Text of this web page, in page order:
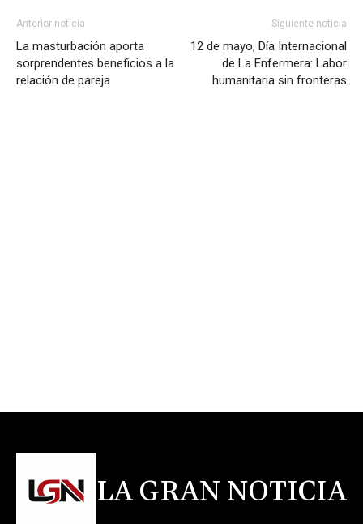
Anterior noticia
La masturbación aporta
sorprendentes beneficios a la
relación de pareja
Siguiente noticia
12 de mayo, Día Internacional
de La Enfermera: Labor
humanitaria sin fronteras
LA GRAN NOTICIA